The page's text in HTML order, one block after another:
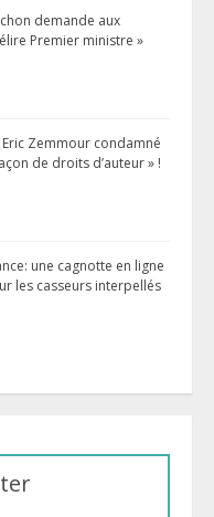
demande aux
Premier ministre »
Zemmour condamné
de droits d’auteur » !
une cagnotte en ligne
les casseurs interpellés